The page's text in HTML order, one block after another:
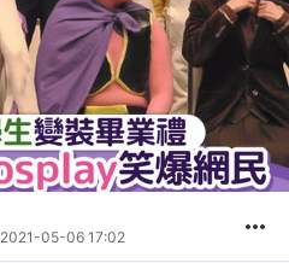
2021-05-06 17:02